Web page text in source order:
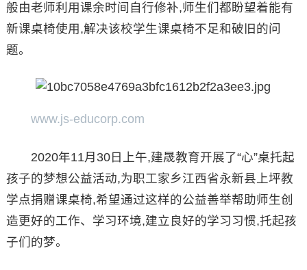
般由老师利用课余时间自行修补,师生们都盼望着能有
新课桌椅使用,解决该校学生课桌椅不足和破旧的问
题。
www.js-educorp.com
2020年11月30日上午,建晟教育开展了“心”桌托起
孩子的梦想公益活动,为职工家乡江西省永新县上坪教
学点捐赠课桌椅,希望通过这样的公益善举帮助师生创
造更好的工作、学习环境,建立良好的学习习惯,托起孩
子们的梦。